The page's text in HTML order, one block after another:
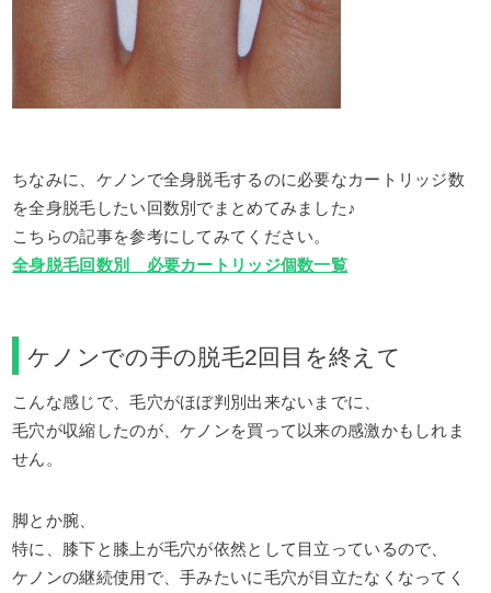
ちなみに、ケノンで全身脱毛するのに必要なカートリッジ数
を全身脱毛したい回数別でまとめてみました♪
こちらの記事を参考にしてみてください。
全身脱毛回数別 必要カートリッジ個数一覧
ケノンでの手の脱毛2回目を終えて
こんな感じで、毛穴がほぼ判別出来ないまでに、
毛穴が収縮したのが、ケノンを買って以来の感激かもしれま
せん。
脚とか腕、
特に、膝下と膝上が毛穴が依然として目立っているので、
ケノンの継続使用で、手みたいに毛穴が目立たなくなってく